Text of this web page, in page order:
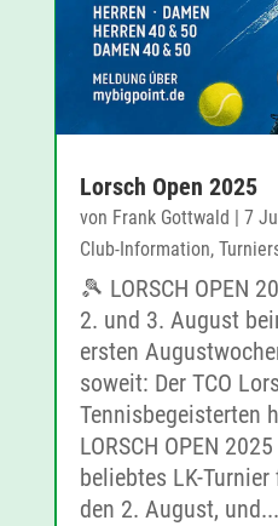
Lorsch Open 2025
von Frank Gottwald 7
Club-Information,
🎾 LORSCH OPEN
2. und 3. August
ersten
soweit: Der TCO
Tennisbegeisterten
LORSCH OPEN
beliebtes LK-
den 2. August, und...